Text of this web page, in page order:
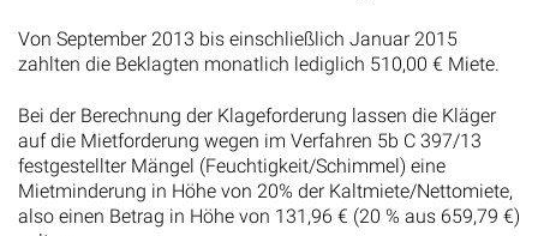
Von September 2013 bis einschließlich Januar 2015
zahlten die Beklagten monatlich lediglich 510,00 € Miete.
Bei der Berechnung der Klageforderung lassen die Kläger
auf die Mietforderung wegen im Verfahren 5b C 397/13
festgestellter Mängel (Feuchtigkeit/Schimmel) eine
Mietminderung in Höhe von 20% der Kaltmiete/Nettomiete,
also einen Betrag in Höhe von 131,96 € (20 % aus 659,79 €)